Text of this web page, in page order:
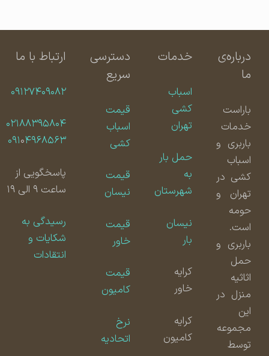
درباره‌ی
باراست
خدمات
باربری و
اسباب
کشی در
تهران و
حومه
است.
باربری و
حمل
اثاثیه
منزل در
مجموعه
توسط
خدمات
اسباب
کشی
تهران
حمل بار
شهرستان
نیسان
کامیون
دسترسی
سریع
قیمت
اسباب
کشی
قیمت
نیسان
قیمت
قیمت
کامیون
اتحادیه
ارتباط با ما
۰۹۱۲۷۴۰۹۰۸۲
۰۲۱۸۸۳۹۵۸۰۴
۰۹۱۰۴۹۶۸۵۶۳
پاسخگویی از
ساعت ۹ الی ۱۹
رسیدگی به
شکایات و
انتقادات